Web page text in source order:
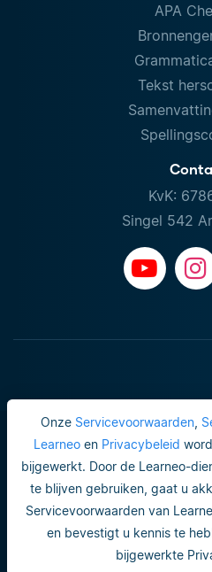
Onze Servicevoorwaarden,
Learneoen Privacybeleid
bijgewerkt. Door de Learneo-
te blijven gebruiken, gaat u
Servicevoorwaarden van
en bevestigt u kennis te
bijgewerkte
APA
Tekst
KvK:
Singel 542
Do not sell or share
Veiligheid